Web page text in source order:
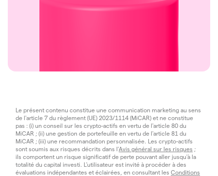
Le présent contenu constitue une communication marketing au sens
de l'article 7 du règlement (UE) 2023/1114 (MiCAR) et ne constitue
pas : (i) un conseil sur les crypto-actifs en vertu de l'article 80 du
MiCAR ; (ii) une gestion de portefeuille en vertu de l'article 81 du
MiCAR ; (iii) une recommandation personnalisée. Les crypto-actifs
sont soumis aux risques décrits dans l'Avis général sur les risques ;
ils comportent un risque significatif de perte pouvant aller jusqu'à la
totalité du capital investi. L'utilisateur est invité à procéder à des
évaluations indépendantes et éclairées, en consultant les Conditions